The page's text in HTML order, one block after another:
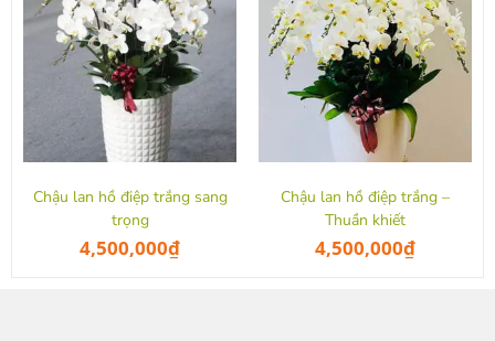
Chậu lan hồ điệp trắng sang
trọng
4,500,000₫
Chậu lan hồ điệp trắng –
Thuần khiết
4,500,000₫